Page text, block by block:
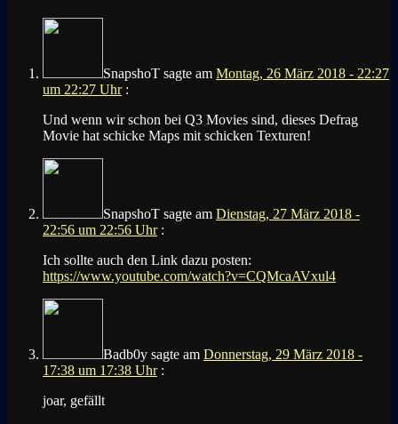
SnapshoT sagte am Montag, 26 März 2018 - 22:27
um 22:27 Uhr :
Und wenn wir schon bei Q3 Movies sind, dieses Defrag
Movie hat schicke Maps mit schicken Texturen!
SnapshoT sagte am Dienstag, 27 März 2018 -
22:56 um 22:56 Uhr :
Ich sollte auch den Link dazu posten:
https://www.youtube.com/watch?v=CQMcaAVxul4
Badb0y sagte am Donnerstag, 29 März 2018 -
17:38 um 17:38 Uhr :
joar, gefällt